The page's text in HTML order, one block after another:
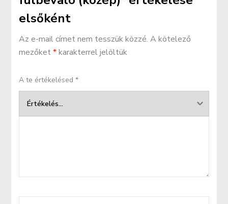
elsőként
Az e-mail címet nem tesszük közzé. A kötelező
mezőket*karakterrel jelöltük
A te értékelésed*